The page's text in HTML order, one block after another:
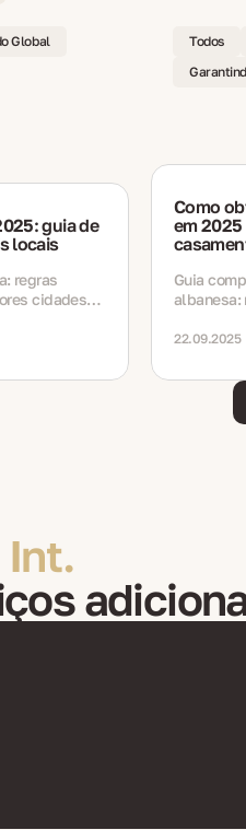
Global
guia de
locais
regras
cidades
Todos
Como
em
Guia
albanesa:
22.09.2025
Int.